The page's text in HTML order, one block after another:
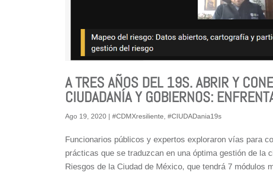
A TRES AÑOS DEL 19S. ABRIR Y
CIUDADANÍA Y GOBIERNOS:
Ago 19, 2020 |#CDMXresiliente ,#CIUDADania19s
Funcionarios públicos y expertos exploraron vías para
prácticas que se traduzcan en una óptima gestión de la
Riesgos de la Ciudad de México, que tendrá 7 módulos